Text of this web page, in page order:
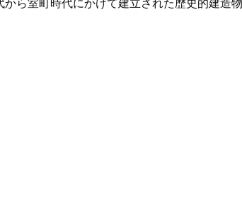
ら室町時代にかけて建立された歴史的建造物